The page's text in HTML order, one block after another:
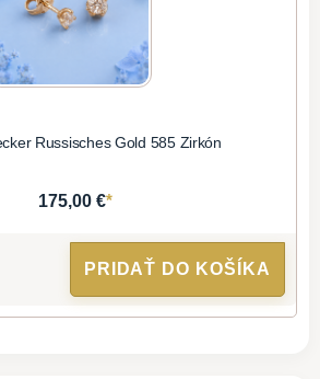
Russisches Gold 585 Zirkón
175,00 €*
PRIDAŤ DO KOŠÍKA